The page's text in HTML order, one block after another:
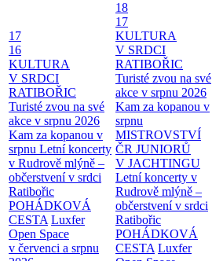
17
16
KULTURA
V SRDCI
RATIBOŘIC
Turisté zvou na své
akce v srpnu 2026
Kam za kopanou v
srpnu Letní koncerty
v Rudrově mlýně –
občerstvení v srdci
Ratibořic
POHÁDKOVÁ
CESTA Luxfer
Open Space
v červenci a srpnu
18
17
KULTURA
V SRDCI
RATIBOŘIC
Turisté zvou na své
akce v srpnu 2026
Kam za kopanou v
srpnu
MISTROVSTVÍ
ČR JUNIORŮ
V JACHTINGU
Letní koncerty v
Rudrově mlýně –
občerstvení v srdci
Ratibořic
POHÁDKOVÁ
CESTA Luxfer